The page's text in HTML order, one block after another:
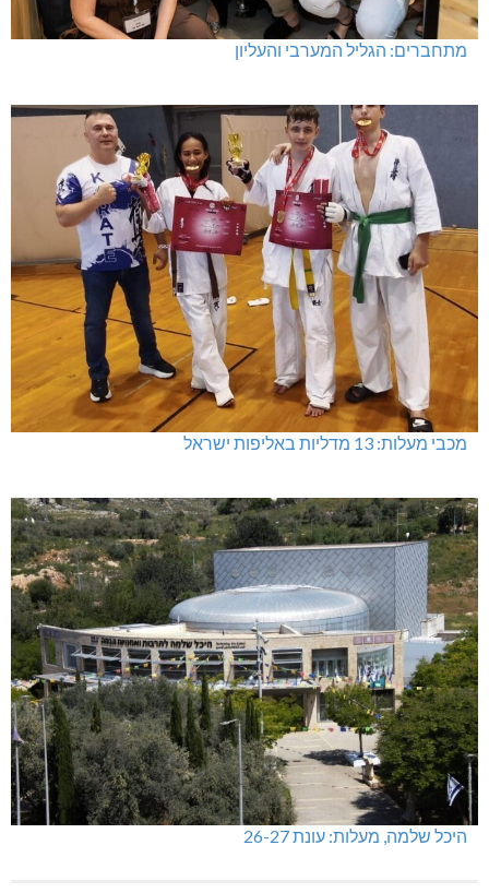
מתחברים: הגליל המערבי והעליון
מכבי מעלות: 13 מדליות באליפות ישראל
היכל שלמה, מעלות: עונת 26-27